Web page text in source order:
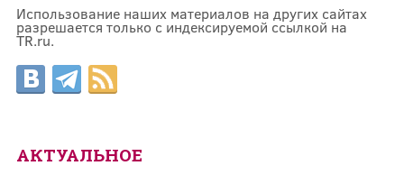
Использование наших материалов на других сайтах
разрешается только с индексируемой ссылкой на
TR.ru.
АКТУАЛЬНОЕ